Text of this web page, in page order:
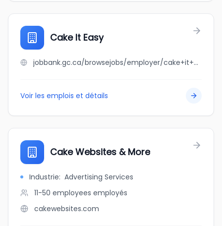
Cake It Easy
jobbank.gc.ca/browsejobs/employer/cake+it+easy/ca
Voir les emplois et détails
Cake Websites & More
Industrie: Advertising Services
11-50 employees employés
cakewebsites.com